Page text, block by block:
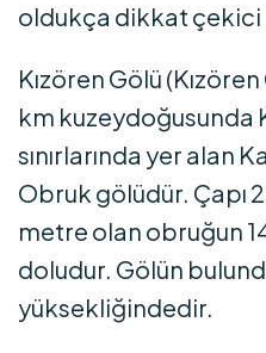
oldukça dikkat
Kızören Gölü
km kuzeydoğusunda
sınırlarında yer alan
Obruk gölüdür. Çapı
metre olan obruğun
doludur. Gölün
yüksekliğindedir.